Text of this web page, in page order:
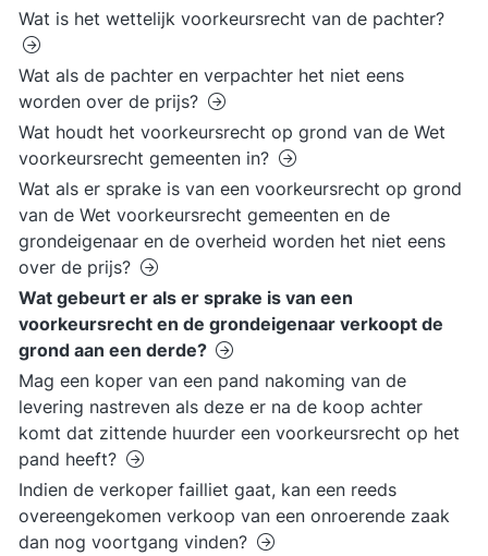
Wat is het wettelijk voorkeursrecht van de pachter?
Wat als de pachter en verpachter het niet eens
worden over de prijs?
Wat houdt het voorkeursrecht op grond van de Wet
voorkeursrecht gemeenten in?
Wat als er sprake is van een voorkeursrecht op grond
van de Wet voorkeursrecht gemeenten en de
grondeigenaar en de overheid worden het niet eens
over de prijs?
Wat gebeurt er als er sprake is van een
voorkeursrecht en de grondeigenaar verkoopt de
grond aan een derde?
Mag een koper van een pand nakoming van de
levering nastreven als deze er na de koop achter
komt dat zittende huurder een voorkeursrecht op het
pand heeft?
Indien de verkoper failliet gaat, kan een reeds
overeengekomen verkoop van een onroerende zaak
dan nog voortgang vinden?